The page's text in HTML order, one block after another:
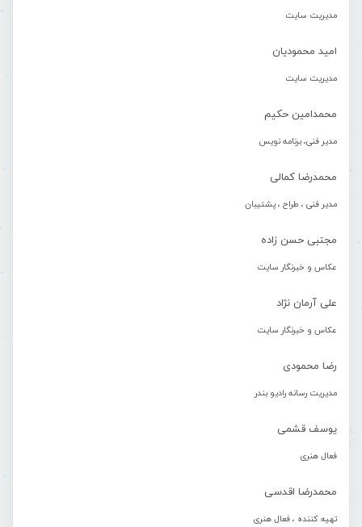
مدیریت سایت
امید محمودیان
مدیریت سایت
محمدامین حکیم
مدیر فنی، برنامه نویس
محمدرضا کمالی
مدیر فنی ، طراح ، پشتیبان
مجتبی حسن زاده
عکاس و خبرنگار سایت
علی آرمان نژاد
عکاس و خبرنگار سایت
رضا محمودی
مدیریت رسانه رادیو بندر
یوسف قشمی
فعال هنری
محمدرضا اقدسی
تهیه کننده ، فعال هنری